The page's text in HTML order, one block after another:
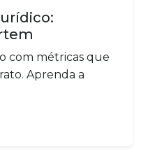
com métricas que
Aprenda a